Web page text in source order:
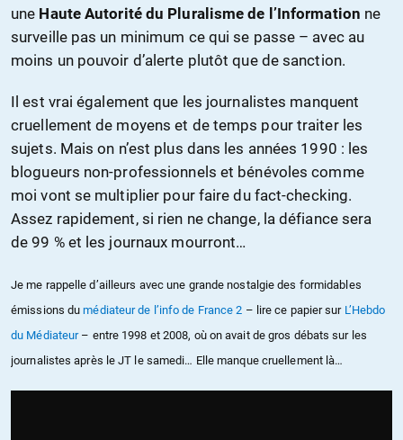
une Haute Autorité du Pluralisme de l’Information ne
surveille pas un minimum ce qui se passe – avec au
moins un pouvoir d’alerte plutôt que de sanction.
Il est vrai également que les journalistes manquent
cruellement de moyens et de temps pour traiter les
sujets. Mais on n’est plus dans les années 1990 : les
blogueurs non-professionnels et bénévoles comme
moi vont se multiplier pour faire du fact-checking.
Assez rapidement, si rien ne change, la défiance sera
de 99 % et les journaux mourront…
Je me rappelle d’ailleurs avec une grande nostalgie des formidables
émissions dumédiateur de l’info de France 2 – lire ce papier sur L’Hebdo
du Médiateur– entre 1998 et 2008, où on avait de gros débats sur les
journalistes après le JT le samedi… Elle manque cruellement là…